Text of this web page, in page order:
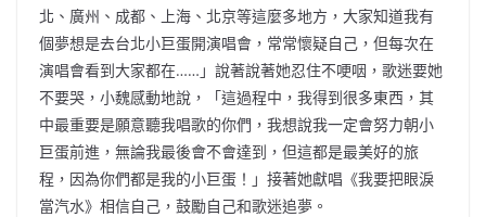
北、廣州、成都、上海、北京等這麼多地方，大家知道我有
個夢想是去台北小巨蛋開演唱會，常常懷疑自己，但每次在
演唱會看到大家都在……」說著說著她忍住不哽咽，歌迷要她
不要哭，小魏感動地說，「這過程中，我得到很多東西，其
中最重要是願意聽我唱歌的你們，我想說我一定會努力朝小
巨蛋前進，無論我最後會不會達到，但這都是最美好的旅
程，因為你們都是我的小巨蛋！」接著她獻唱《我要把眼淚
當汽水》相信自己，鼓勵自己和歌迷追夢。